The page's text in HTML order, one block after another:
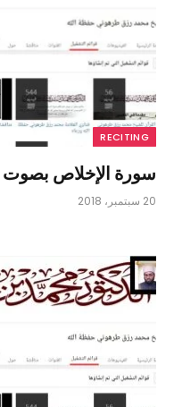
RECITING
سورة الإخلاص
20 سبتمبر، 2018